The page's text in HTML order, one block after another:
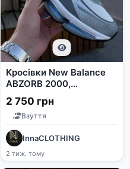
Кросівки New Balance
ABZORB 2000,
комбінований матеріал,
розміри 41-44
2 750 грн
Взуття
InnaCLOTHING
2 тиж. тому